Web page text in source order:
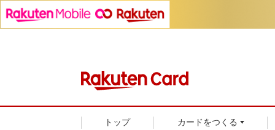
トップ カードをつくる